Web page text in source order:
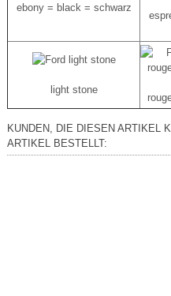
ebony = black = schwarz
light stone
KUNDEN, DIE DIESEN ARTIKEL
ARTIKEL BESTELLT: